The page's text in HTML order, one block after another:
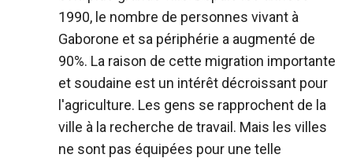
1990, le nombre de personnes vivant à
Gaborone et sa périphérie a augmenté de
90%. La raison de cette migration importante
et soudaine est un intérêt décroissant pour
l'agriculture. Les gens se rapprochent de la
ville à la recherche de travail. Mais les villes
ne sont pas équipées pour une telle